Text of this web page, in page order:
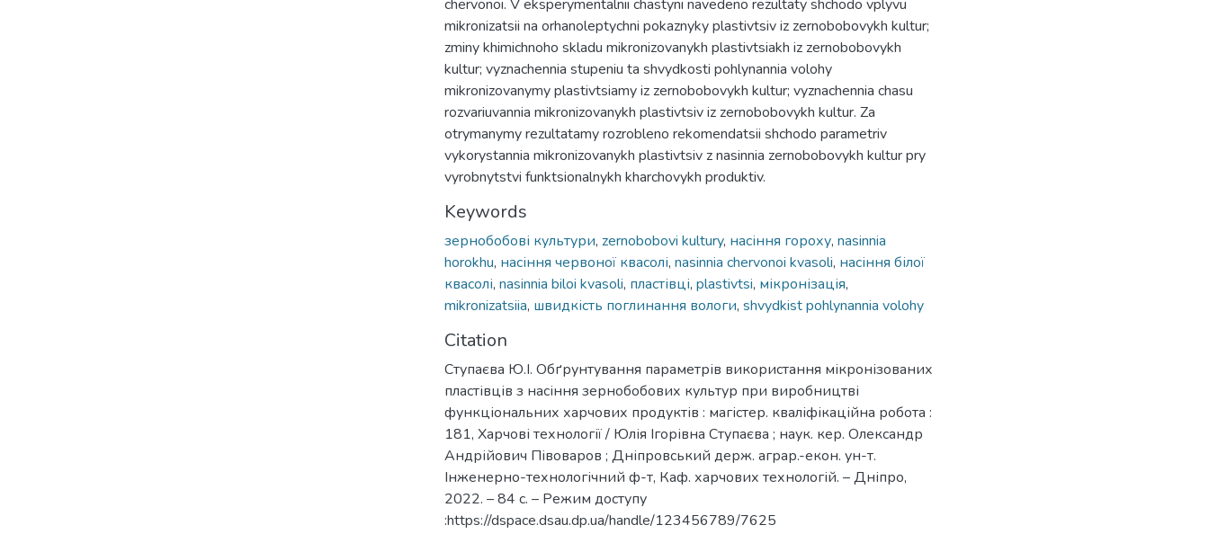
chervonoi. V eksperymentalnii chastyni navedeno rezultaty shchodo vplyvu
mikronizatsii na orhanoleptychni pokaznyky plastivtsiv iz zernobobovykh kultur;
zminy khimichnoho skladu mikronizovanykh plastivtsiakh iz zernobobovykh
kultur; vyznachennia stupeniu ta shvydkosti pohlynannia volohy
mikronizovanymy plastivtsiamy iz zernobobovykh kultur; vyznachennia chasu
rozvariuvannia mikronizovanykh plastivtsiv iz zernobobovykh kultur. Za
otrymanymy rezultatamy rozrobleno rekomendatsii shchodo parametriv
vykorystannia mikronizovanykh plastivtsiv z nasinnia zernobobovykh kultur pry
vyrobnytstvi funktsionalnykh kharchovykh produktiv.
Keywords
зернобобові культури, zernobobovi kultury, насіння гороху, nasinnia
horokhu, насіння червоної квасолі, nasinnia chervonoi kvasoli, насіння білої
квасолі, nasinnia biloi kvasoli, пластівці, plastivtsi, мікронізація,
mikronizatsiia, швидкість поглинання вологи, shvydkist pohlynannia volohy
Citation
Ступаєва Ю.І. Обґрунтування параметрів використання мікронізованих
пластівців з насіння зернобобових культур при виробництві
функціональних харчових продуктів : магістер. кваліфікаційна робота :
181, Харчові технології / Юлія Ігорівна Ступаєва ; наук. кер. Олександр
Андрійович Півоваров ; Дніпровський держ. аграр.-екон. ун-т.
Інженерно-технологічний ф-т, Каф. харчових технологій. – Дніпро,
2022. – 84 с. – Режим доступу
:https://dspace.dsau.dp.ua/handle/123456789/7625